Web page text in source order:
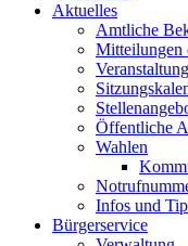
Aktuelles
Amtliche
Mitteilungen
Öffentliche
Wahlen
Infos und
Bürgerservice